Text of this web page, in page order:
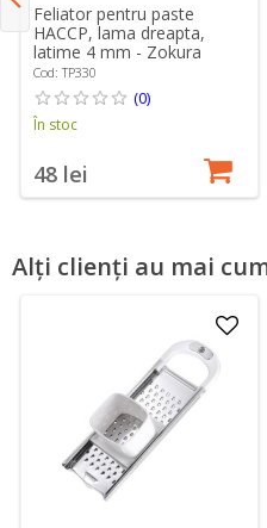
Feliator pentru paste
HACCP, lama dreapta,
latime 4 mm - Zokura
Cod: TP330
(0)
În stoc
48 lei
Alți clienți au mai